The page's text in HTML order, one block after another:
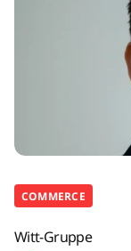
COMMERCE
Witt-Gruppe